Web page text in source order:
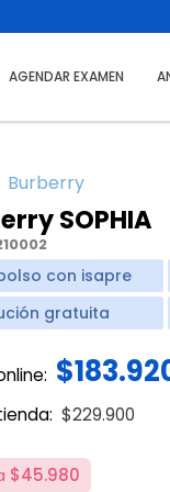
AGENDAR EXAMEN
Burberry
SOPHIA
con isapre
gratuita
Price
$229.900
$45.980